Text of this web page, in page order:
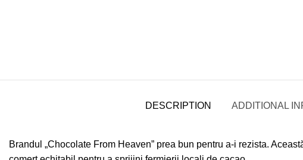
DESCRIPTION ADDITIONAL
Brandul „Chocolate From Heaven” prea bun pentru a-i rezista.